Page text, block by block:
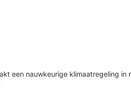
een nauwkeurige klimaatregeling